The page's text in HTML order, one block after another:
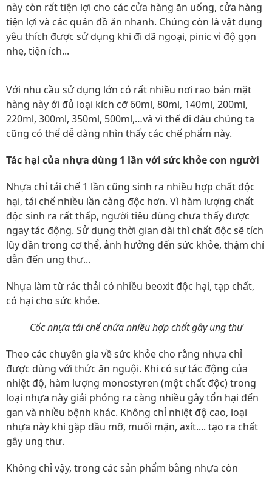
này còn rất tiện lợi cho các cửa hàng ăn uống, cửa hàng
tiện lợi và các quán đồ ăn nhanh. Chúng còn là vật dụng
yêu thích được sử dụng khi đi dã ngoại, pinic vì độ gọn
nhẹ, tiện ích...
Với nhu cầu sử dụng lớn có rất nhiều nơi rao bán mặt
hàng này ới đủ loại kích cỡ 60ml, 80ml, 140ml, 200ml,
220ml, 300ml, 350ml, 500ml,…và vì thế đi đâu chúng ta
cũng có thể dễ dàng nhìn thấy các chế phẩm này.
Tác hại của nhựa dùng 1 lần với sức khỏe con người
Nhựa chỉ tái chế 1 lần cũng sinh ra nhiều hợp chất độc
hại, tái chế nhiều lần càng độc hơn. Vì hàm lượng chất
độc sinh ra rất thấp, người tiêu dùng chưa thấy được
ngay tác động. Sử dụng thời gian dài thì chất độc sẽ tích
lũy dần trong cơ thể, ảnh hưởng đến sức khỏe, thậm chí
dẫn đến ung thư...
Nhựa làm từ rác thải có nhiều beoxit độc hại, tạp chất,
có hại cho sức khỏe.
Cốc nhựa tái chế chứa nhiều hợp chất gây ung thư
Theo các chuyên gia về sức khỏe cho rằng nhựa chỉ
được dùng với thức ăn nguội. Khi có sự tác động của
nhiệt độ, hàm lượng monostyren (một chất độc) trong
loại nhựa này giải phóng ra càng nhiều gây tổn hại đến
gan và nhiều bệnh khác. Không chỉ nhiệt độ cao, loại
nhựa này khi gặp dầu mỡ, muối mặn, axít.... tạo ra chất
gây ung thư.
Không chỉ vậy, trong các sản phẩm bằng nhựa còn